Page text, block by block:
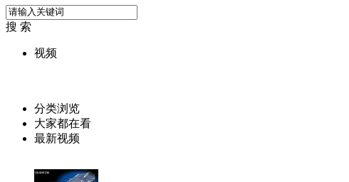
搜 索
视频
分类浏览
大家都在看
最新视频